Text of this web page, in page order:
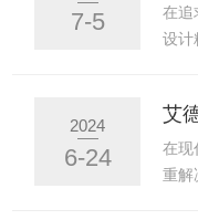
制作和销售的精密天
7-5
在追
设计
准确
中
域，
2024
6-24
在现
重解